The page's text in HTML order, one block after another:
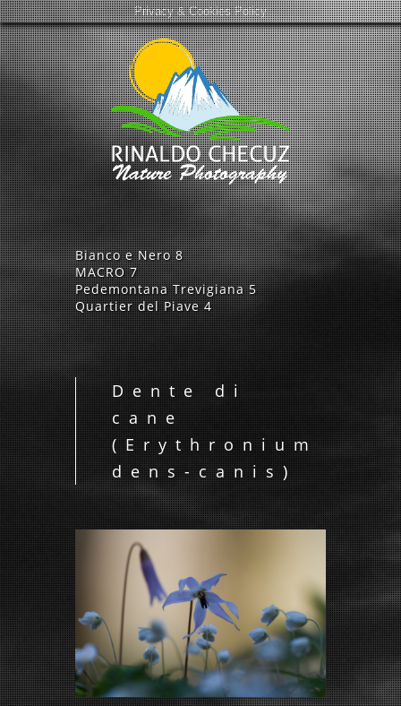
Bianco e Nero 8
MACRO 7
Pedemontana Trevigiana 5
Quartier del Piave 4
Dente di
cane
(Erythronium
dens-canis)
Privacy & Cookies Policy